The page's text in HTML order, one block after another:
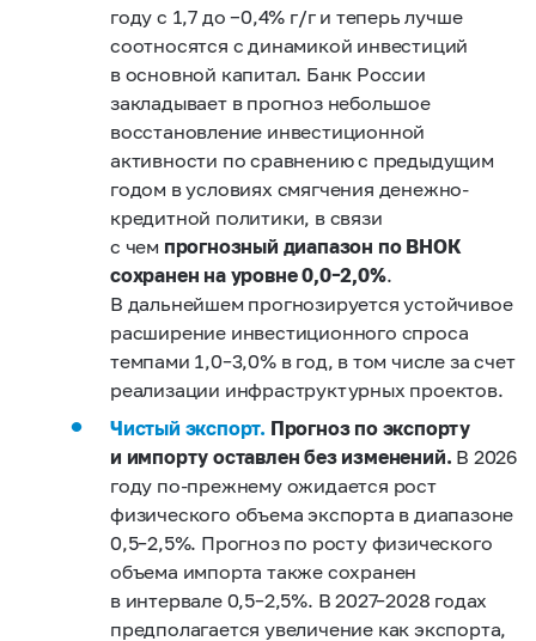
году с 1,7 до −0,4% г/г и теперь лучше
соотносятся с динамикой инвестиций
в основной капитал. Банк России
закладывает в прогноз небольшое
восстановление инвестиционной
активности по сравнению с предыдущим
годом в условиях смягчения денежно-
кредитной политики, в связи
с чем прогнозный диапазон по ВНОК
сохранен на уровне 0,0–2,0%.
В дальнейшем прогнозируется устойчивое
расширение инвестиционного спроса
темпами 1,0–3,0% в год, в том числе за счет
реализации инфраструктурных проектов.
Чистый экспорт. Прогноз по экспорту
и импорту оставлен без изменений. В 2026
году по-прежнему ожидается рост
физического объема экспорта в диапазоне
0,5–2,5%. Прогноз по росту физического
объема импорта также сохранен
в интервале 0,5–2,5%. В 2027–2028 годах
предполагается увеличение как экспорта,